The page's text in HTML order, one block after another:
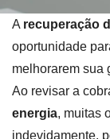
A recuperação
oportunidade
melhorarem sua
Ao revisar a
energia, muitas
indevidamente,